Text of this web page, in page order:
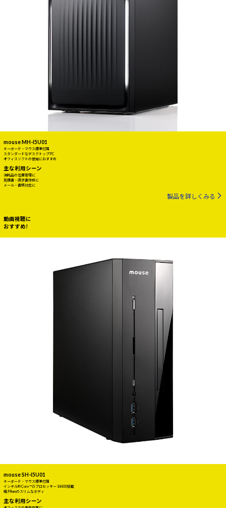
mouse MH-I5U01
キーボード・マウス標準付属
スタンダードなデスクトップPC
オフィスソフトの使用におすすめ
主な利用シーン
消耗品の在庫管理に
見積書・請求書作成に
メール・書類対応に
製品を詳しくみる
動画視聴に
おすすめ!
mouse SH-I5U01
キーボード・マウス標準付属
インテル® Core™ i5 プロセッサー 14400搭載
幅99mmのスリムなボディ
主な利用シーン